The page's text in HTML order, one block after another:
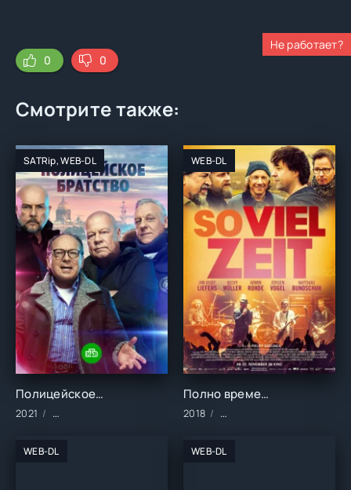
Не работает?
0
0
Смотрите также:
SATRip, WEB-DL
Полицейское братство (2021)
2021 Сериалы/2021 год/Зарубежные/Русские/Детективы
WEB-DL
Полно времени (2018)
2018 Фильмы/2018 год/
WEB-DL WEB-DL